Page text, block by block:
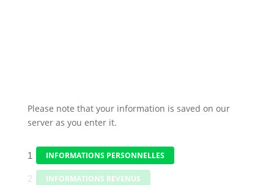
Please note that your information is saved on our
server as you enter it.
1 INFORMATIONS PERSONNELLES
2 INFORMATIONS REVENUS